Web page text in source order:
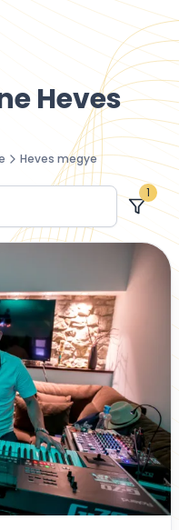
Heves
Heves megye
1